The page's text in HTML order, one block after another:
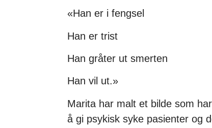
«Han er i fengsel
Han er trist
Han gråter ut smerten
Han vil ut.»
Marita har malt et bilde som
å gi psykisk syke pasienter og